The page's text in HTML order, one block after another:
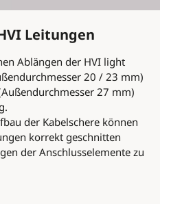
Leitungen
Ablängen der HVI light
20 / 23 mm)
27 mm)
der Kabelschere können
korrekt geschnitten
der Anschlusselemente zu